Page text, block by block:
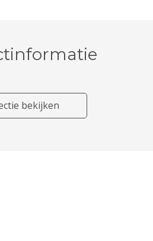
bekijken